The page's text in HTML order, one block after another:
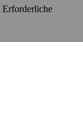
Erforderliche